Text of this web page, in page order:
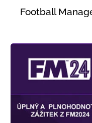
Football